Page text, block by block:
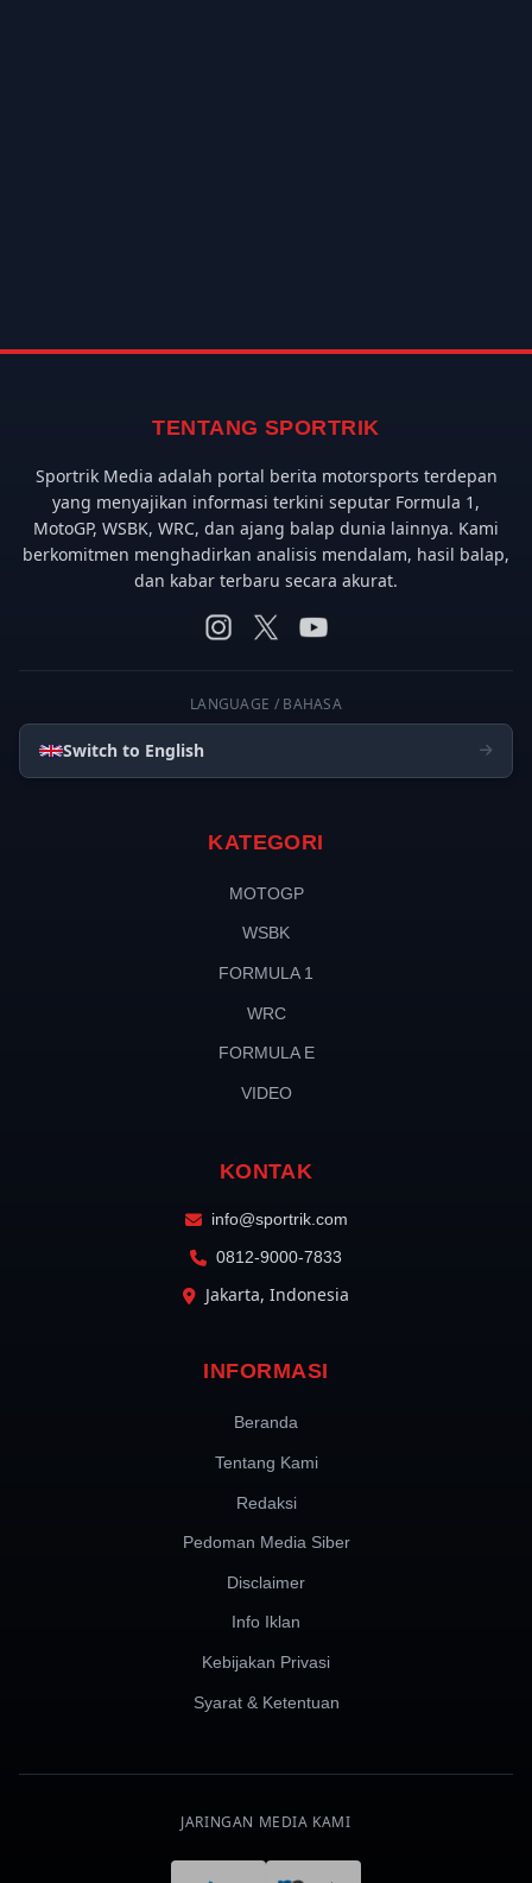
TENTANG SPORTRIK
Sportrik Media adalah portal berita motorsports terdepan
yang menyajikan informasi terkini seputar Formula 1,
MotoGP, WSBK, WRC, dan ajang balap dunia lainnya. Kami
berkomitmen menghadirkan analisis mendalam, hasil balap,
dan kabar terbaru secara akurat.
LANGUAGE / BAHASA
Switch to English
KATEGORI
MOTOGP
WSBK
FORMULA 1
WRC
FORMULA E
VIDEO
KONTAK
info@sportrik.com
0812-9000-7833
Jakarta, Indonesia
INFORMASI
Beranda
Tentang Kami
Redaksi
Pedoman Media Siber
Disclaimer
Info Iklan
Kebijakan Privasi
Syarat & Ketentuan
JARINGAN MEDIA KAMI